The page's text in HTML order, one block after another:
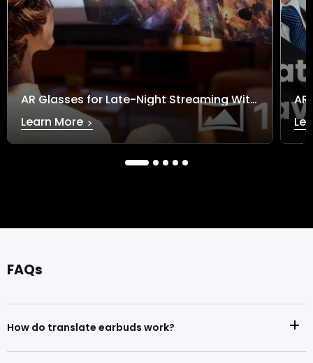
AR Glasses for Late-Night Streaming Without Disturbing Others
Learn More >
AR Glasses for Late-Night Streaming Without
FAQs
How do translate earbuds work?